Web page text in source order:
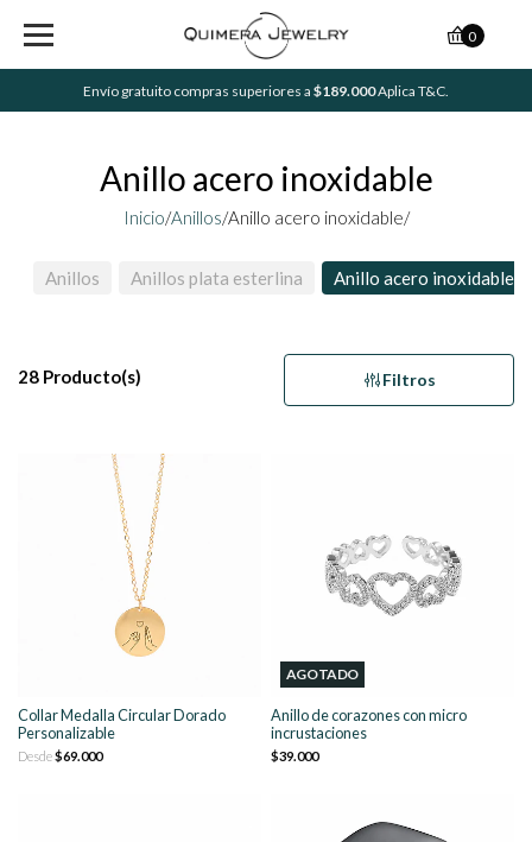
Envío gratuito compras superiores a $189.000Aplica T&C.
0
Anillo acero inoxidable
Inicio/Anillos/Anillo acero inoxidable/
Anillos Anillos plata esterlina Anillo acero inoxidable
28 Producto(s) Filtros
Collar Medalla Circular Dorado
Personalizable
Desde$69.000
AGOTADO
Anillo de corazones con micro
incrustaciones
$39.000